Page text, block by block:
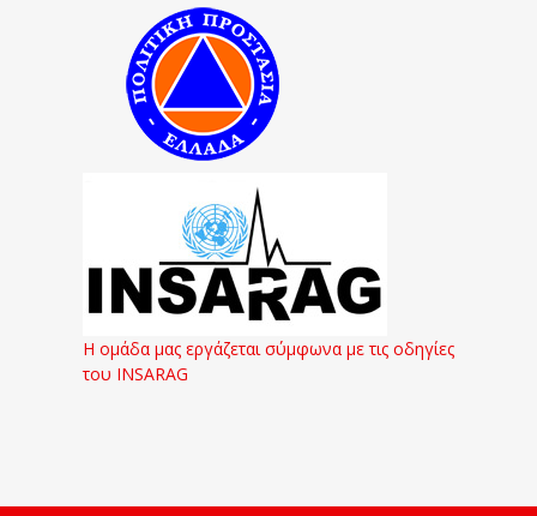
Η ομάδα μας εργάζεται σύμφωνα με τις οδηγίες
του INSARAG